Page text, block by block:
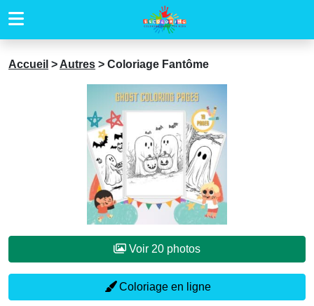
Accueil > Autres > Coloriage Fantôme
Voir 20 photos
Coloriage en ligne